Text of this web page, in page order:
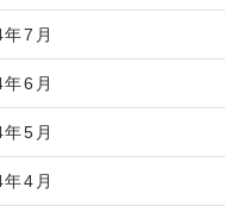
7月
6月
5月
4月